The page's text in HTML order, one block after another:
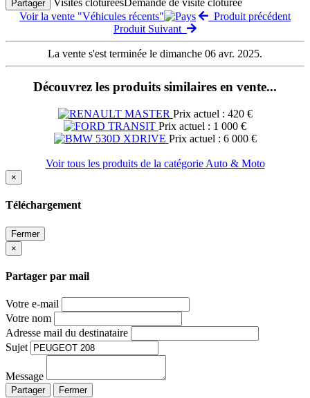
Partager
Voir la vente "Véhicules récents"
Produit précédent
Produit Suivant
La vente s'est terminée le dimanche 06 avr. 2025.
Découvrez les produits similaires en vente...
Prix actuel : 420 €
Prix actuel : 1 000 €
Prix actuel : 6 000 €
Voir tous les produits de la catégorie Auto & Moto
×
Téléchargement
Fermer
×
Partager par mail
Votre e-mail
Votre nom
Adresse mail du destinataire
Sujet
Message
Partager Fermer